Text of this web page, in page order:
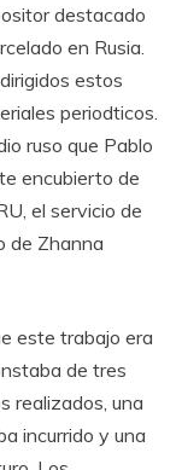
destacado
en Rusia.
estos
periodticos.
ruso que Pablo
encubierto de
el servicio de
de Zhanna
este trabajo era
de tres
realizados, una
incurrido y una